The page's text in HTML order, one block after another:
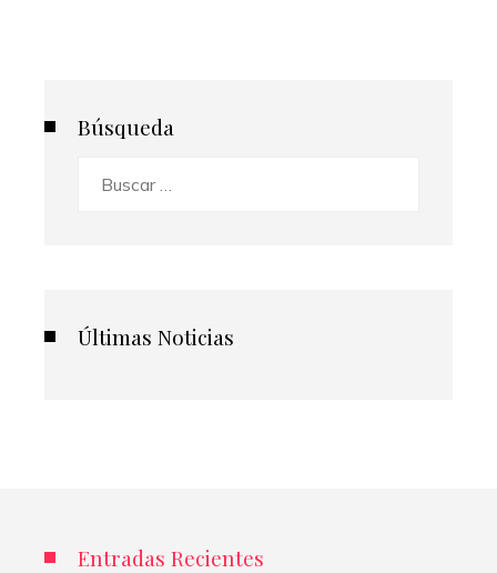
Búsqueda
Últimas Noticias
Entradas Recientes